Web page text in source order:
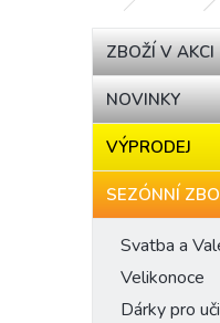
P
o
s
t
Přeskočit
kategorie
ZBOŽÍ V AKCI
NOVINKY
VÝPRODEJ
SEZÓNNÍ
Svatba a
Velikonoce
Dárky pro